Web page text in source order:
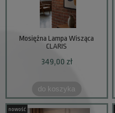
Mosiężna Lampa Wisząca
CLARIS
349,00 zł
do koszyka
nowość